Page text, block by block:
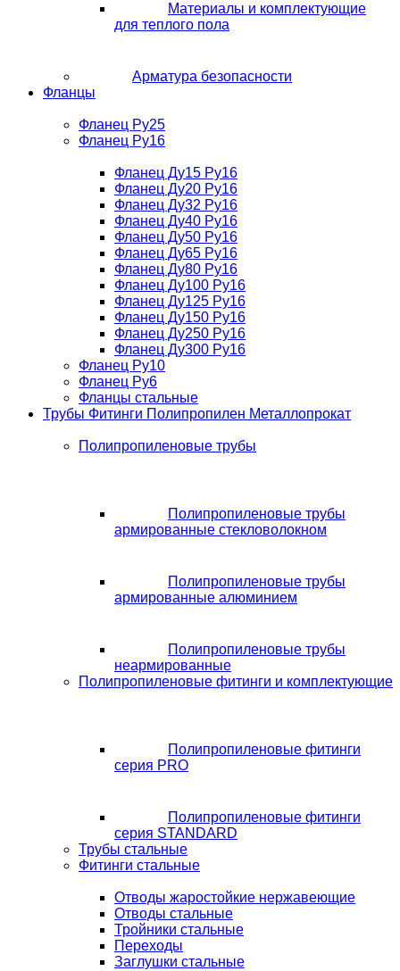
Материалы и комплектующие
для теплого пола
Арматура безопасности
Фланцы
Фланец Ру25
Фланец Ру16
Фланец Ду15 Ру16
Фланец Ду20 Ру16
Фланец Ду32 Ру16
Фланец Ду40 Ру16
Фланец Ду50 Ру16
Фланец Ду65 Ру16
Фланец Ду80 Ру16
Фланец Ду100 Ру16
Фланец Ду125 Ру16
Фланец Ду150 Ру16
Фланец Ду250 Ру16
Фланец Ду300 Ру16
Фланец Ру10
Фланец Ру6
Фланцы стальные
Трубы Фитинги Полипропилен Металлопрокат
Полипропиленовые трубы
Полипропиленовые трубы
армированные стекловолокном
Полипропиленовые трубы
армированные алюминием
Полипропиленовые трубы
неармированные
Полипропиленовые фитинги и комплектующие
Полипропиленовые фитинги
серия PRO
Полипропиленовые фитинги
серия STANDARD
Трубы стальные
Фитинги стальные
Отводы жаростойкие нержавеющие
Отводы стальные
Тройники стальные
Переходы
Заглушки стальные